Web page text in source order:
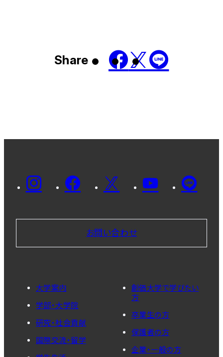
Share
お問い合わせ
大学案内
学部・大学院
研究・社会貢献
国際交流・留学
創価大学で学びたい
方
卒業生の方
保護者の方
企業・一般の方